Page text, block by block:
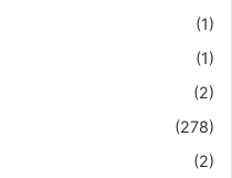
(1)
(1)
(2)
(278)
(2)